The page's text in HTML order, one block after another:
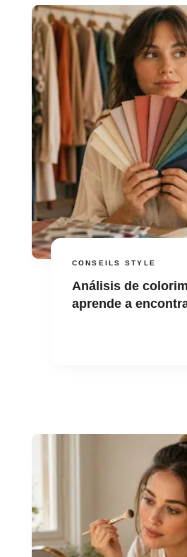
CONSEILS STYLE
Análisis de
aprende a